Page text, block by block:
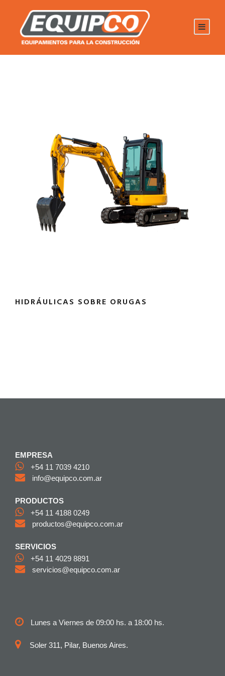
HIDRÁULICAS SOBRE ORUGAS
EMPRESA
+54 11 7039 4210
info@equipco.com.ar
PRODUCTOS
+54 11 4188 0249
productos@equipco.com.ar
SERVICIOS
+54 11 4029 8891
servicios@equipco.com.ar
Lunes a Viernes de 09:00 hs. a 18:00 hs.
Soler 311, Pilar, Buenos Aires.